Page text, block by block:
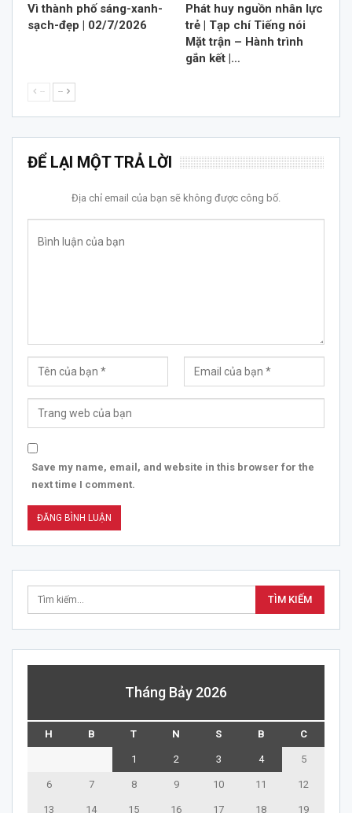
Vì thành phố sáng-xanh-
sạch-đẹp | 02/7/2026
Phát huy nguồn nhân lực
trẻ | Tạp chí Tiếng nói
Mặt trận – Hành trình
gắn kết |…
-- --
ĐỂ LẠI MỘT TRẢ LỜI
Địa chỉ email của bạn sẽ không được công bố.
Save my name, email, and website in this browser for the
next time I comment.
Tháng Bảy 2026
H B T N S B C
1 2 3 4 5
6 7 8 9 10 11 12
13 14 15 16 17 18 19